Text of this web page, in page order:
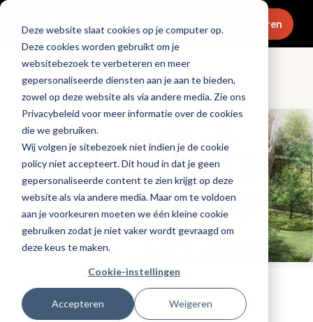
Deze website slaat cookies op je computer op.
Deze cookies worden gebruikt om je
websitebezoek te verbeteren en meer
gepersonaliseerde diensten aan je aan te bieden,
zowel op deze website als via andere media. Zie ons
Privacybeleid voor meer informatie over de cookies
die we gebruiken.
Wij volgen je sitebezoek niet indien je de cookie
policy niet accepteert. Dit houd in dat je geen
gepersonaliseerde content te zien krijgt op deze
website als via andere media. Maar om te voldoen
aan je voorkeuren moeten we één kleine cookie
gebruiken zodat je niet vaker wordt gevraagd om
deze keus te maken.
Cookie-instellingen
Accepteren Weigeren
Menu Abonneren
Openingen & design
Tags:hotels,nieuwe-zaken
Gepubliceerd op: 19 februari 2022